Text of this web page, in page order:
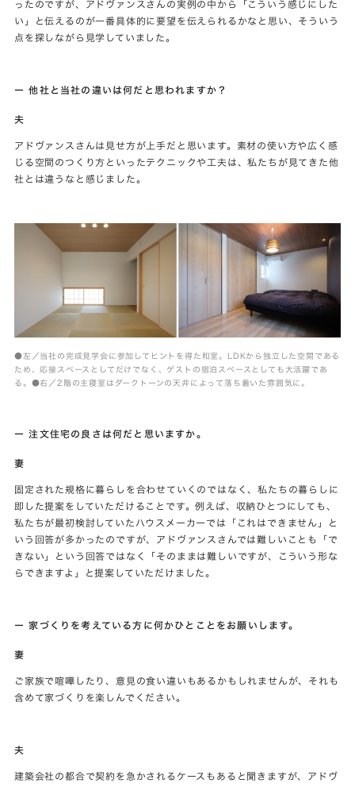
ったのですが、アドヴァンスさんの実例の中から「こういう感じにした
い」と伝えるのが一番具体的に要望を伝えられるかなと思い、そういう
点を探しながら見学していました。
ー 他社と当社の違いは何だと思われますか？
夫
アドヴァンスさんは見せ方が上手だと思います。素材の使い方や広く感
じる空間のつくり方といったテクニックや工夫は、私たちが見てきた他
社とは違うなと感じました。
●左／当社の完成見学会に参加してヒントを得た和室。LDKから独立した空間である
ため、応接スペースとしてだけでなく、ゲストの宿泊スペースとしても大活躍であ
る。●右／2階の主寝室はダークトーンの天井によって落ち着いた雰囲気に。
ー 注文住宅の良さは何だと思いますか。
妻
固定された規格に暮らしを合わせていくのではなく、私たちの暮らしに
即した提案をしていただけることです。例えば、収納ひとつにしても、
私たちが最初検討していたハウスメーカーでは「これはできません」と
いう回答が多かったのですが、アドヴァンスさんでは難しいことも「で
きない」という回答ではなく「そのままは難しいですが、こういう形な
らできますよ」と提案していただけました。
ー 家づくりを考えている方に何かひとことをお願いします。
妻
ご家族で喧嘩したり、意見の食い違いもあるかもしれませんが、それも
含めて家づくりを楽しんでください。
夫
建築会社の都合で契約を急かされるケースもあると聞きますが、アドヴ